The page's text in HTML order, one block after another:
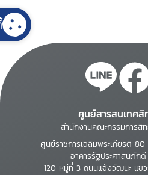
ศูนย์สารสนเทศ
สำนักงานคณะกรรมการสิ
ศูนย์ราชการเฉลิมพระเกียรติ
อาคารรัฐประศาสนภัก
120 หมู่ที่ 3 ถนนแจ้งวัฒนะ แข